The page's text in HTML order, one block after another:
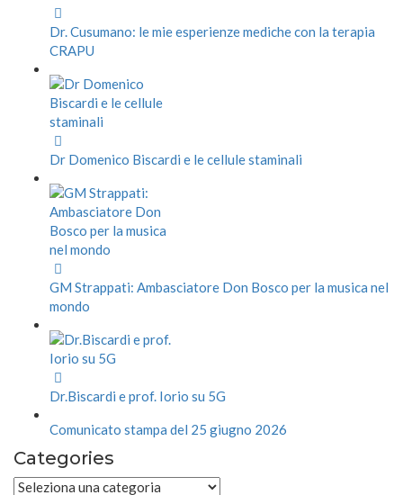
Dr. Cusumano: le mie esperienze mediche con la terapia
CRAPU
Dr Domenico Biscardi e le cellule staminali
GM Strappati: Ambasciatore Don Bosco per la musica nel
mondo
Dr.Biscardi e prof. Iorio su 5G
Comunicato stampa del 25 giugno 2026
Categories
Categories